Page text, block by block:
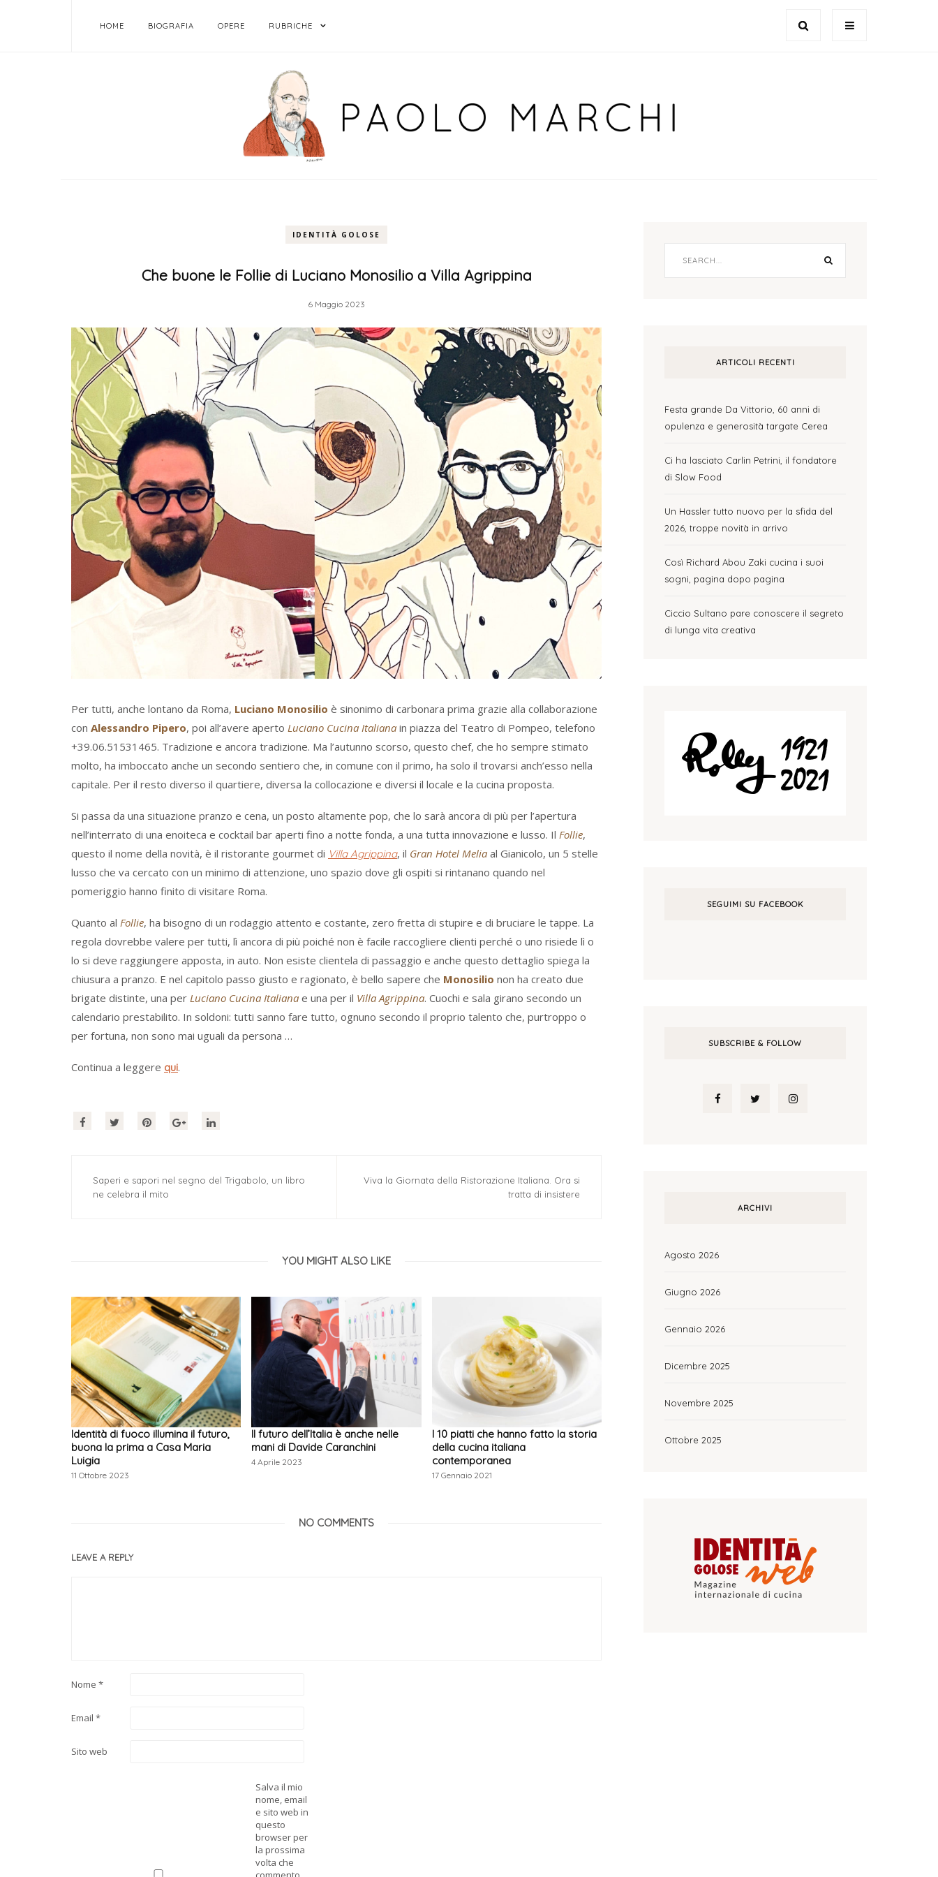
HOME BIOGRAFIA OPERE RUBRICHE
IDENTITÀ GOLOSE
Che buone le Follie di Luciano Monosilio a Villa Agrippina
6 Maggio 2023
Per tutti, anche lontano da Roma, Luciano Monosilio è sinonimo di carbonara prima grazie alla collaborazione
con Alessandro Pipero, poi all’avere aperto Luciano Cucina Italiana in piazza del Teatro di Pompeo, telefono
+39.06.51531465. Tradizione e ancora tradizione. Ma l’autunno scorso, questo chef, che ho sempre stimato
molto, ha imboccato anche un secondo sentiero che, in comune con il primo, ha solo il trovarsi anch’esso nella
capitale. Per il resto diverso il quartiere, diversa la collocazione e diversi il locale e la cucina proposta.
Si passa da una situazione pranzo e cena, un posto altamente pop, che lo sarà ancora di più per l’apertura
nell’interrato di una enoiteca e cocktail bar aperti fino a notte fonda, a una tutta innovazione e lusso. Il Follie,
questo il nome della novità, è il ristorante gourmet di Villa Agrippina, il Gran Hotel Melia al Gianicolo, un 5 stelle
lusso che va cercato con un minimo di attenzione, uno spazio dove gli ospiti si rintanano quando nel
pomeriggio hanno finito di visitare Roma.
Quanto al Follie, ha bisogno di un rodaggio attento e costante, zero fretta di stupire e di bruciare le tappe. La
regola dovrebbe valere per tutti, lì ancora di più poiché non è facile raccogliere clienti perché o uno risiede lì o
lo si deve raggiungere apposta, in auto. Non esiste clientela di passaggio e anche questo dettaglio spiega la
chiusura a pranzo. E nel capitolo passo giusto e ragionato, è bello sapere che Monosilio non ha creato due
brigate distinte, una per Luciano Cucina Italiana e una per il Villa Agrippina. Cuochi e sala girano secondo un
calendario prestabilito. In soldoni: tutti sanno fare tutto, ognuno secondo il proprio talento che, purtroppo o
per fortuna, non sono mai uguali da persona …
Continua a leggere qui.
Saperi e sapori nel segno del Trigabolo, un libro
ne celebra il mito
Viva la Giornata della Ristorazione Italiana. Ora si
tratta di insistere
YOU MIGHT ALSO LIKE
Identità di fuoco illumina il futuro,
buona la prima a Casa Maria
Luigia
11 Ottobre 2023
Il futuro dell’Italia è anche nelle
mani di Davide Caranchini
4 Aprile 2023
I 10 piatti che hanno fatto la storia
della cucina italiana
contemporanea
17 Gennaio 2021
NO COMMENTS
LEAVE A REPLY
Nome *
Email *
Sito web
Salva il mio
nome, email
e sito web in
questo
browser per
la prossima
volta che
ARTICOLI RECENTI
Festa grande Da Vittorio, 60 anni di
opulenza e generosità targate Cerea
Ci ha lasciato Carlin Petrini, il fondatore
di Slow Food
Un Hassler tutto nuovo per la sfida del
2026, troppe novità in arrivo
Così Richard Abou Zaki cucina i suoi
sogni, pagina dopo pagina
Ciccio Sultano pare conoscere il segreto
di lunga vita creativa
SEGUIMI SU FACEBOOK
SUBSCRIBE & FOLLOW
ARCHIVI
Agosto 2026
Giugno 2026
Gennaio 2026
Dicembre 2025
Novembre 2025
Ottobre 2025